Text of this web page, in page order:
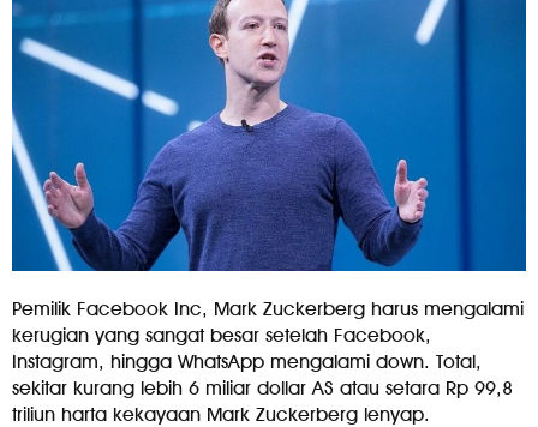
Pemilik Facebook Inc, Mark Zuckerberg harus mengalami
kerugian yang sangat besar setelah Facebook,
Instagram, hingga WhatsApp mengalami down. Total,
sekitar kurang lebih 6 miliar dollar AS atau setara Rp 99,8
triliun harta kekayaan Mark Zuckerberg lenyap.